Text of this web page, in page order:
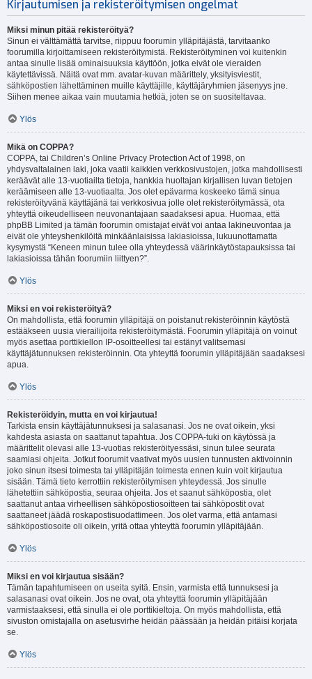
Kirjautumisen ja rekisteröitymisen ongelmat
Miksi minun pitää rekisteröityä?
Sinun ei välttämättä tarvitse, riippuu foorumin ylläpitäjästä, tarvitaanko
foorumilla kirjoittamiseen rekisteröitymistä. Rekisteröityminen voi kuitenkin
antaa sinulle lisää ominaisuuksia käyttöön, jotka eivät ole vieraiden
käytettävissä. Näitä ovat mm. avatar-kuvan määrittely, yksityisviestit,
sähköpostien lähettäminen muille käyttäjille, käyttäjäryhmien jäsenyys jne.
Siihen menee aikaa vain muutamia hetkiä, joten se on suositeltavaa.
Ylös
Mikä on COPPA?
COPPA, tai Children’s Online Privacy Protection Act of 1998, on
yhdysvaltalainen laki, joka vaatii kaikkien verkkosivustojen, jotka mahdollisesti
keräävät alle 13-vuotiailta tietoja, hankkia huoltajan kirjallisen luvan tietojen
keräämiseen alle 13-vuotiaalta. Jos olet epävarma koskeeko tämä sinua
rekisteröityvänä käyttäjänä tai verkkosivua jolle olet rekisteröitymässä, ota
yhteyttä oikeudelliseen neuvonantajaan saadaksesi apua. Huomaa, että
phpBB Limited ja tämän foorumin omistajat eivät voi antaa lakineuvontaa ja
eivät ole yhteyshenkilöitä minkäänlaisissa lakiasioissa, lukuunottamatta
kysymystä “Keneen minun tulee olla yhteydessä väärinkäytöstapauksissa tai
lakiasioissa tähän foorumiin liittyen?”.
Ylös
Miksi en voi rekisteröityä?
On mahdollista, että foorumin ylläpitäjä on poistanut rekisteröinnin käytöstä
estääkseen uusia vierailijoita rekisteröitymästä. Foorumin ylläpitäjä on voinut
myös asettaa porttikiellon IP-osoitteellesi tai estänyt valitsemasi
käyttäjätunnuksen rekisteröinnin. Ota yhteyttä foorumin ylläpitäjään saadaksesi
apua.
Ylös
Rekisteröidyin, mutta en voi kirjautua!
Tarkista ensin käyttäjätunnuksesi ja salasanasi. Jos ne ovat oikein, yksi
kahdesta asiasta on saattanut tapahtua. Jos COPPA-tuki on käytössä ja
määrittelit olevasi alle 13-vuotias rekisteröityessäsi, sinun tulee seurata
saamiasi ohjeita. Jotkut foorumit vaativat myös uusien tunnusten aktivoinnin
joko sinun itsesi toimesta tai ylläpitäjän toimesta ennen kuin voit kirjautua
sisään. Tämä tieto kerrottiin rekisteröitymisen yhteydessä. Jos sinulle
lähetettiin sähköpostia, seuraa ohjeita. Jos et saanut sähköpostia, olet
saattanut antaa virheellisen sähköpostiosoitteen tai sähköpostit ovat
saattaneet jäädä roskapostisuodattimeen. Jos olet varma, että antamasi
sähköpostiosoite oli oikein, yritä ottaa yhteyttä foorumin ylläpitäjään.
Ylös
Miksi en voi kirjautua sisään?
Tämän tapahtumiseen on useita syitä. Ensin, varmista että tunnuksesi ja
salasanasi ovat oikein. Jos ne ovat, ota yhteyttä foorumin ylläpitäjään
varmistaaksesi, että sinulla ei ole porttikieltoja. On myös mahdollista, että
sivuston omistajalla on asetusvirhe heidän päässään ja heidän pitäisi korjata
se.
Ylös